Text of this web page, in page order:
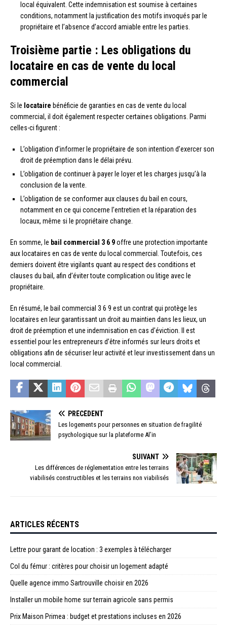
local équivalent. Cette indemnisation est soumise à certaines
conditions, notamment la justification des motifs invoqués par le
propriétaire et l’absence d’accord amiable entre les parties.
Troisième partie : Les obligations du
locataire en cas de vente du local
commercial
Si le locataire bénéficie de garanties en cas de vente du local
commercial, il doit également respecter certaines obligations. Parmi
celles-ci figurent :
L’obligation d’informer le propriétaire de son intention d’exercer son
droit de préemption dans le délai prévu.
L’obligation de continuer à payer le loyer et les charges jusqu’à la
conclusion de la vente.
L’obligation de se conformer aux clauses du bail en cours,
notamment en ce qui concerne l’entretien et la réparation des
locaux, même si le propriétaire change.
En somme, le bail commercial 3 6 9offre une protection importante
aux locataires en cas de vente du local commercial. Toutefois, ces
derniers doivent être vigilants quant au respect des conditions et
clauses du bail, afin d’éviter toute complication ou litige avec le
propriétaire.
En résumé, le bail commercial 3 6 9 est un contrat qui protège les
locataires en leur garantissant un droit au maintien dans les lieux, un
droit de préemption et une indemnisation en cas d’éviction. Il est
essentiel pour les entrepreneurs d’être informés sur leurs droits et
obligations afin de sécuriser leur activité et leur investissement dans un
local commercial.
PRÉCÉDENT
Les logements pour personnes en situation de fragilité
psychologique sur la plateforme Al’in
SUIVANT
Les différences de réglementation entre les terrains
viabilisés constructibles et les terrains non viabilisés
ARTICLES RÉCENTS
Lettre pour garant de location : 3 exemples à télécharger
Col du fémur : critères pour choisir un logement adapté
Quelle agence immo Sartrouville choisir en 2026
Installer un mobile home sur terrain agricole sans permis
Prix Maison Primea : budget et prestations incluses en 2026